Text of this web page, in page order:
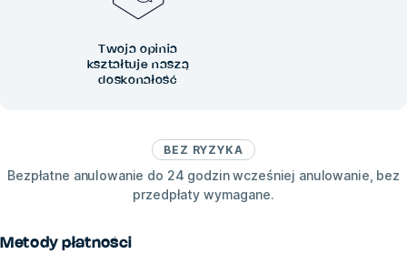
BEZ RYZYKA
Bezpłatne anulowanie do 24 godzin wcześniej anulowanie, bez
przedpłaty wymagane.
Metody płatności
Twoja opinia
kształtuje naszą
doskonałość